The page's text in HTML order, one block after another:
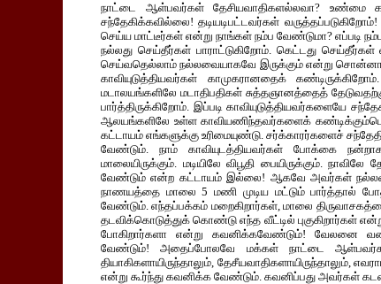
நாட்டை ஆள்பவர்கள் தேசியவாதிகளல்லவா? உண்மை
சந்தேகிக்கவில்லை! தடியடிபட்டவர்கள்
செய்ய மாட்டீர்கள் என்று நாங்கள் நம்ப வேண்டுமா? எப்படி
நல்லது செய்தீர்கள் பாராட்டுகிறோம். கெட்டது
செய்வதெல்லாம் நல்லவையாகவே இருக்கும் என்று
காவியுடுத்தியவர்கள் காமுகரானதைக்
மடாலயங்களிலே மடாதிபதிகள் சுத்தஞானத்தைத்
பார்த்திருக்கிறோம். இப்படி காவியுடுத்தியவர்களையே
ஆலயங்களிலே உள்ள காவியணிந்தவர்களைக்
கட்டாயம் எங்களுக்கு உரிமையுண்டு. சர்க்காரர்களைச்
வேண்டும். நாம் காவியுடத்தியவர்கள் போக்கை நன்றாக
மாலையிருக்கும். மடியிலே விபூதி பையிருக்கும்.
வேண்டும் என்ற கட்டாயம் இல்லை! ஆகவே அவர்கள்
நாணயத்தை மாலை 5 மணி முடிய மட்டும் பார்த்தால்
வேண்டும். எந்தப்பக்கம் மறைகிறார்கள், மாலை
தடவிக்கொடுத்துக் கொண்டு எந்த வீட்டில் புகுகிறார்கள்
போகிறார்களா என்று கவனிக்கவேண்டும்! வேலனை
வேண்டும்! அதைப்போலவே மக்கள் நாட்டை ஆள்பவர்கள்
தியாகிகளாயிருந்தாலும், தேசீயவாதிகளாயிருந்தாலும்,
என்று கூர்ந்து கவனிக்க வேண்டும். கவனிப்பது அவர்கள்